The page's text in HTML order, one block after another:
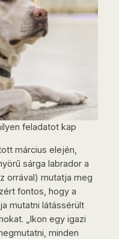
feladatot kap
március elején,
sárga labrador a
orrával) mutatja meg
fontos, hogy a
mutatni látássérült
„Ikon egy igazi
minden